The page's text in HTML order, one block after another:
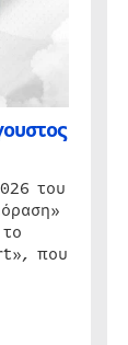
του
που